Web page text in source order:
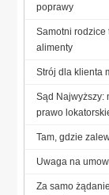
poprawy
Samotni rodzice
alimenty
Strój dla klienta
Sąd Najwyższy:
prawo
Tam, gdzie
Uwaga na
Za samo